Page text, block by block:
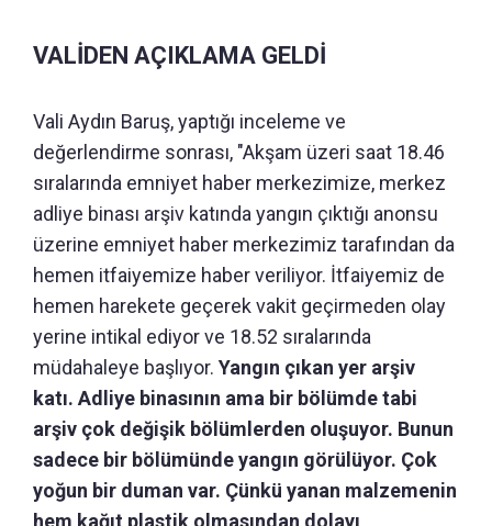
VALİDEN AÇIKLAMA GELDİ
Vali Aydın Baruş, yaptığı inceleme ve
değerlendirme sonrası, "Akşam üzeri saat 18.46
sıralarında emniyet haber merkezimize, merkez
adliye binası arşiv katında yangın çıktığı anonsu
üzerine emniyet haber merkezimiz tarafından da
hemen itfaiyemize haber veriliyor. İtfaiyemiz de
hemen harekete geçerek vakit geçirmeden olay
yerine intikal ediyor ve 18.52 sıralarında
müdahaleye başlıyor. Yangın çıkan yer arşiv
katı. Adliye binasının ama bir bölümde tabi
arşiv çok değişik bölümlerden oluşuyor. Bunun
sadece bir bölümünde yangın görülüyor. Çok
yoğun bir duman var. Çünkü yanan malzemenin
hem kağıt plastik olmasından dolayı